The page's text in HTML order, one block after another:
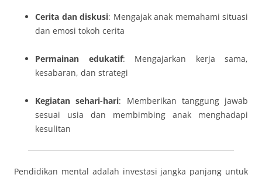
Cerita dan diskusi: Mengajak anak memahami situasi
dan emosi tokoh cerita
Permainan edukatif: Mengajarkan kerja sama,
kesabaran, dan strategi
Kegiatan sehari-hari: Memberikan tanggung jawab
sesuai usia dan membimbing anak menghadapi
kesulitan
Pendidikan mental adalah investasi jangka panjang untuk